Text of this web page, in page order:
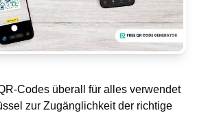
Codes überall für alles verwendet
zur Zugänglichkeit der richtige